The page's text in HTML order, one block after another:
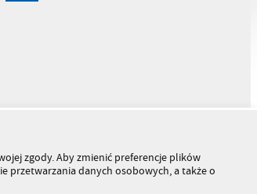
zgody. Aby zmienić preferencje plików
przetwarzania danych osobowych, a także o